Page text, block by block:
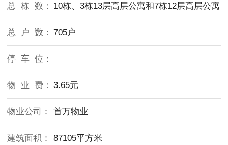
总 栋 数： 10栋、3栋13层高层公寓和7栋12层高层公寓
总 户 数： 705户
停 车 位：
物 业 费： 3.65元
物业公司： 首万物业
建筑面积： 87105平方米